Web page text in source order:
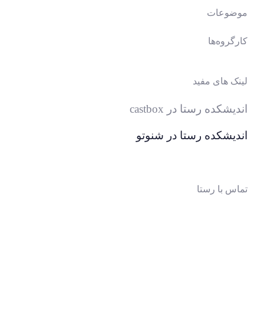
موضوعات
کارگروه‌ها
لینک های مفید
اندیشکده رستا در castbox
اندیشکده رستا در شنوتو
تماس با رستا